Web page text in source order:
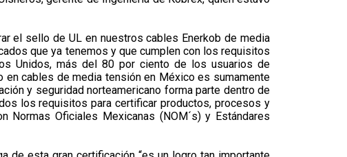
el sello de UL en nuestros cables Enerkob de media
que ya tenemos y que cumplen con los requisitos
Unidos, más del 80 por ciento de los usuarios de
cables de media tensión en México es sumamente
y seguridad norteamericano forma parte dentro de
los requisitos para certificar productos, procesos y
Oficiales Mexicanas (NOM´s) y Estándares